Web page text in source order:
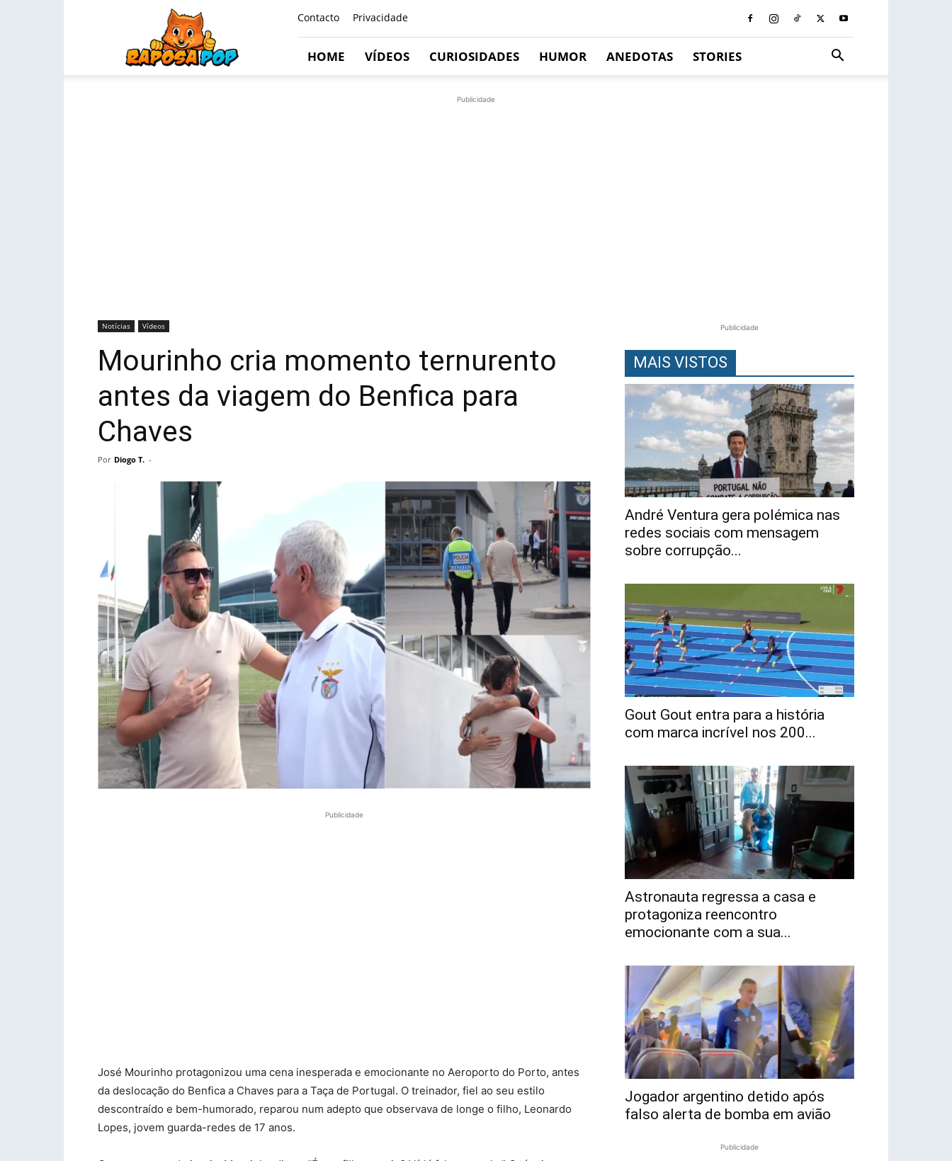
Contacto Privacidade
HOME VÍDEOS CURIOSIDADES HUMOR ANEDOTAS STORIES
Publicidade
Notícias Vídeos
Mourinho cria momento ternurento
antes da viagem do Benfica para
Chaves
Por Diogo T. -
Publicidade
José Mourinho protagonizou uma cena inesperada e emocionante no Aeroporto do Porto, antes
da deslocação do Benfica a Chaves para a Taça de Portugal. O treinador, fiel ao seu estilo
descontraído e bem-humorado, reparou num adepto que observava de longe o filho, Leonardo
Lopes, jovem guarda-redes de 17 anos.
Publicidade
MAIS VISTOS
André Ventura gera polémica nas
redes sociais com mensagem
sobre corrupção...
Gout Gout entra para a história
com marca incrível nos 200...
Astronauta regressa a casa e
protagoniza reencontro
emocionante com a sua...
Jogador argentino detido após
falso alerta de bomba em avião
Publicidade